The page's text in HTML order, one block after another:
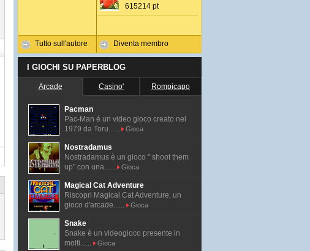
Tutto sull'autore
615214 pt
Diventa membro
I GIOCHI SU PAPERBLOG
Arcade Casino' Rompicapo
Pacman
Pac-Man é un video gioco creato nel
1979 da Toru......
Gioca
Nostradamus
Nostradamus è un gioco " shoot them
up" con una......
Gioca
Magical Cat Adventure
Riscopri Magical Cat Adventure, un
gioco d'arcade......
Gioca
Snake
Snake è un videogioco presente in
molti......
Gioca